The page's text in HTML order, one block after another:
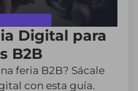
Digital para
B2B
feria B2B? Sácale
con esta guía.